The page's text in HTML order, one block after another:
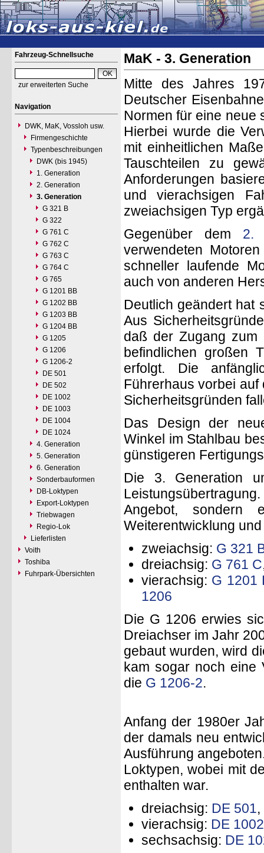
Fahrzeug-Schnellsuche
zur erweiterten Suche
Navigation
DWK, MaK, Vossloh usw.
Firmengeschichte
Typenbeschreibungen
DWK (bis 1945)
1. Generation
2. Generation
3. Generation
G 321 B
G 322
G 761 C
G 762 C
G 763 C
G 764 C
G 765
G 1201 BB
G 1202 BB
G 1203 BB
G 1204 BB
G 1205
G 1206
G 1206-2
DE 501
DE 502
DE 1002
DE 1003
DE 1004
DE 1024
4. Generation
5. Generation
6. Generation
Sonderbauformen
DB-Loktypen
Export-Loktypen
Triebwagen
Regio-Lok
Lieferlisten
Voith
Toshiba
Fuhrpark-Übersichten
MaK - 3. Generation
Mitte des Jahres
Deutscher
Normen für eine neue
Hierbei wurde die
mit einheitlichen
Tauschteilen zu
Anforderungen
und vierachsigen
zweiachsigen Typ
Gegenüber dem 2.
verwendeten
schneller laufende
auch von anderen
Deutlich geändert hat
Aus
daß der Zugang zum
befindlichen großen
erfolgt. Die
Führerhaus vorbei
Sicherheitsgründen
Das Design der
Winkel im Stahlbau
günstigeren
Die 3. Generation
Angebot,
Weiterentwicklung
zweiachsig: G 321
dreiachsig: G 761 C
vierachsig: G 1201
1206
Die G 1206 erwies
Dreiachser im Jahr
gebaut wurden, wird
kam sogar noch eine
die G 1206-2.
Anfang der 1980er
der damals neu
Ausführung
Loktypen, wobei mit
enthalten war.
dreiachsig: DE 501,
vierachsig: DE 1002
sechsachsig: DE